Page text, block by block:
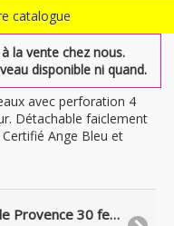
catalogue
la vente chez nous.
disponible ni quand.
avec perforation 4
Détachable faiclement
Ange Bleu et
Ramette Couleurs de Provence 30 feuilles recyclées 175g bleu